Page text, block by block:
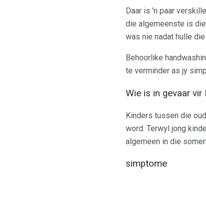
Daar is 'n paar
die algemeenste is
was nie nadat hulle
Behoorlike
te verminder as jy
Wie is in gevaar vir
Kinders tussen die
word. Terwyl jong
algemeen in die
simptome